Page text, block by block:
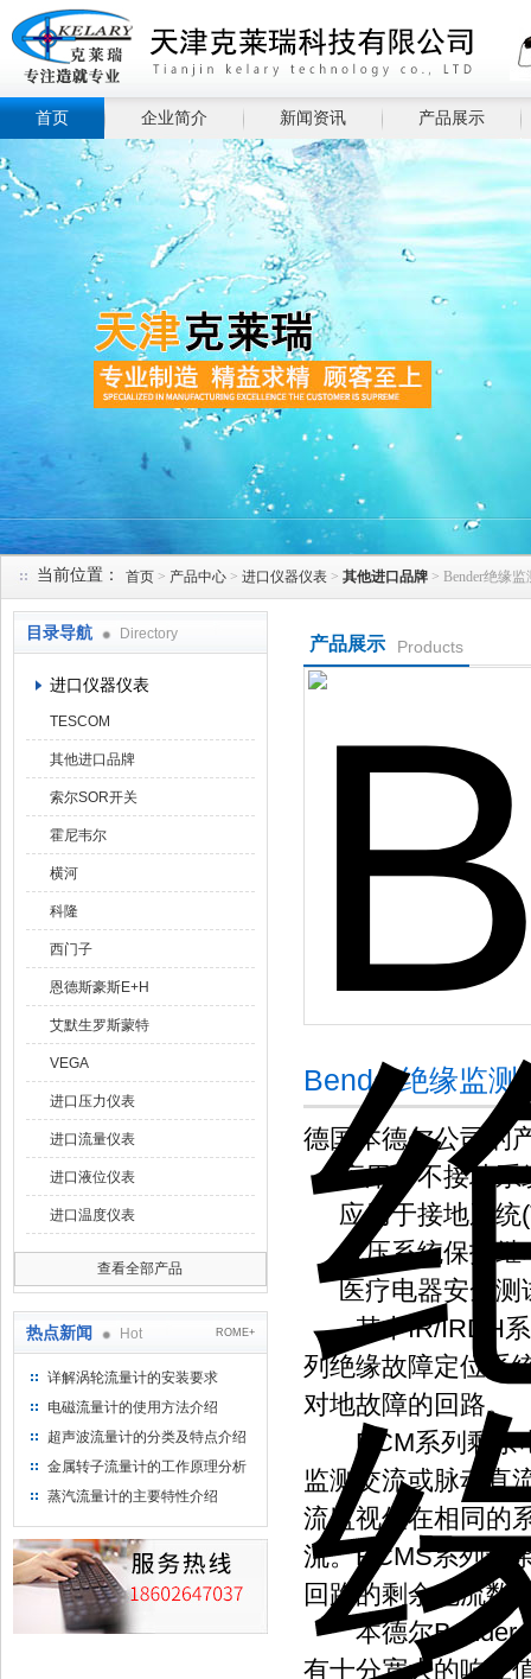
首页 企业简介 新闻资讯 产品展示
当前位置： 首页 > 产品中心 > 进口仪器仪表 > 其他进口品牌 > Bender绝缘
目录导航 Directory
进口仪器仪表
TESCOM
其他进口品牌
索尔SOR开关
霍尼韦尔
横河
科隆
西门子
恩德斯豪斯E+H
艾默生罗斯蒙特
VEGA
进口压力仪表
进口流量仪表
进口液位仪表
进口温度仪表
查看全部产品
热点新闻 Hot ROME+
详解涡轮流量计的安装要求
电磁流量计的使用方法介绍
超声波流量计的分类及特点介绍
金属转子流量计的工作原理分析
蒸汽流量计的主要特性介绍
产品展示 Products
Bender绝缘监测
德国本德尔公司的
应用于不接地系
应用于接地系统
低压系统保护继
医疗电器安全测
其中IR/IRDH系
列绝缘故障定位系
对地故障的回路。
RCM系列剩余电
监测交流或脉动直
流监视仪在相同的
流。RCMS系列剩
回路的剩余电流数
本德尔Bender公
有十分宽大的响应